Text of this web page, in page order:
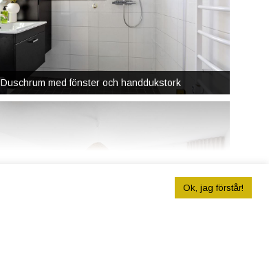
Duschrum med fönster och handdukstork
Ok, jag förstår!